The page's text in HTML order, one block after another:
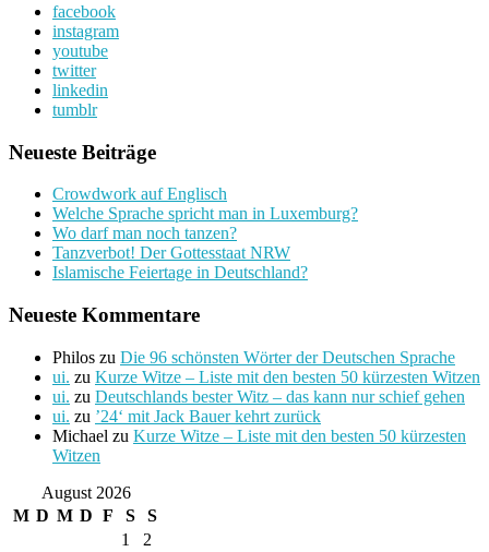
facebook
instagram
youtube
twitter
linkedin
tumblr
Neueste Beiträge
Crowdwork auf Englisch
Welche Sprache spricht man in Luxemburg?
Wo darf man noch tanzen?
Tanzverbot! Der Gottesstaat NRW
Islamische Feiertage in Deutschland?
Neueste Kommentare
Philos zu Die 96 schönsten Wörter der Deutschen Sprache
ui. zu Kurze Witze – Liste mit den besten 50 kürzesten Witzen
ui. zu Deutschlands bester Witz – das kann nur schief gehen
ui. zu ’24‘ mit Jack Bauer kehrt zurück
Michael zu Kurze Witze – Liste mit den besten 50 kürzesten
Witzen
August 2026
M D M D F S
S
1
2